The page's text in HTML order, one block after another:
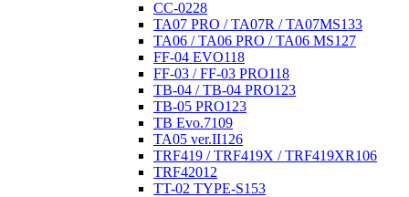
CC-0228
TA07 PRO / TA07R / TA07MS133
TA06 / TA06 PRO / TA06 MS127
FF-04 EVO118
FF-03 / FF-03 PRO118
TB-04 / TB-04 PRO123
TB-05 PRO123
TB Evo.7109
TA05 ver.II126
TRF419 / TRF419X / TRF419XR106
TRF42012
TT-02 TYPE-S153